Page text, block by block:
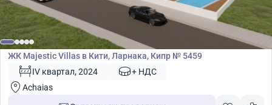
Жилой комплекс
ЖК Majestic Villas в Кити, Ларнака, Кипр № 5459
IV квартал, 2024
+ НДС
Achaias